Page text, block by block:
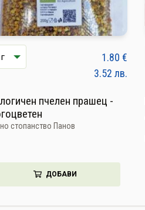
1.80 €
3.52 лв.
пчелен прашец -
стопанство Панов
ДОБАВИ